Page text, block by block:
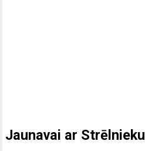
Jaunavai ar Strēlnieku